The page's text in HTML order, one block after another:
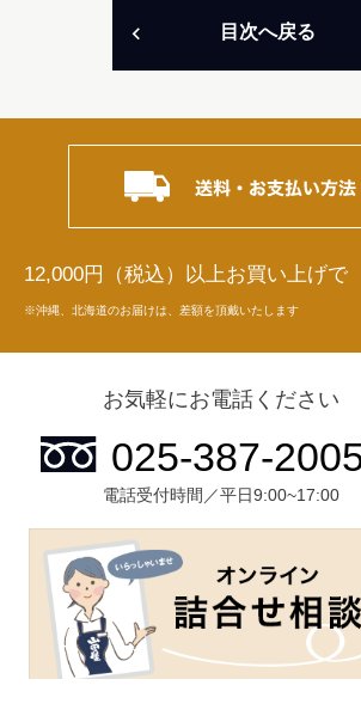
目次へ戻る
12,000円（税込）以上お買い上げで
※沖縄、北海道のお届けは、差額を頂戴いたします
お気軽にお電話ください
電話受付時間／平日9:00~17:00